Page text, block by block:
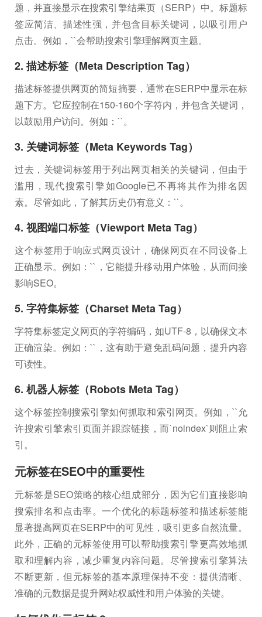
题，并直接显示在搜索引擎结果页（SERP）中。标题标
签应简洁、描述性强，并包含目标关键词，以吸引用户
点击。例如，``会帮助搜索引擎理解网页主题。
2. 描述标签（Meta Description Tag）
描述标签提供网页的简短摘要，通常在SERP中显示在标
题下方。它应控制在150-160个字符内，并包含关键词，
以鼓励用户访问。例如：``。
3. 关键词标签（Meta Keywords Tag）
过去，关键词标签用于列出网页相关的关键词，但由于
滥用，现代搜索引擎如Google已不再将其作为排名因
素。尽管如此，了解其历史仍有意义：``。
4. 视图端口标签（Viewport Meta Tag）
这个标签用于响应式网页设计，确保网页在不同设备上
正确显示。例如：``，它能提升移动用户体验，从而间接
影响SEO。
5. 字符集标签（Charset Meta Tag）
字符集标签定义网页的字符编码，如UTF-8，以确保文本
正确渲染。例如：``，这有助于避免乱码问题，提升内容
可读性。
6. 机器人标签（Robots Meta Tag）
这个标签控制搜索引擎如何抓取和索引网页。例如，``允
许搜索引擎索引页面并跟踪链接，而`noindex`则阻止索
引。
元标签在SEO中的重要性
元标签是SEO策略的核心组成部分，因为它们直接影响
搜索排名和点击率。一个优化的标题标签和描述标签能
显著提高网页在SERP中的可见性，吸引更多自然流量。
此外，正确的元标签使用可以帮助搜索引擎更高效地抓
取和理解内容，减少重复内容问题。尽管搜索引擎算法
不断更新，但元标签的基本原理保持不变：提供清晰、
准确的元数据是提升网站权威性和用户体验的关键。